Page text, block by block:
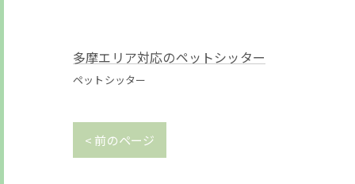
多摩エリア対応のペットシッター
ペットシッター
< 前のページ